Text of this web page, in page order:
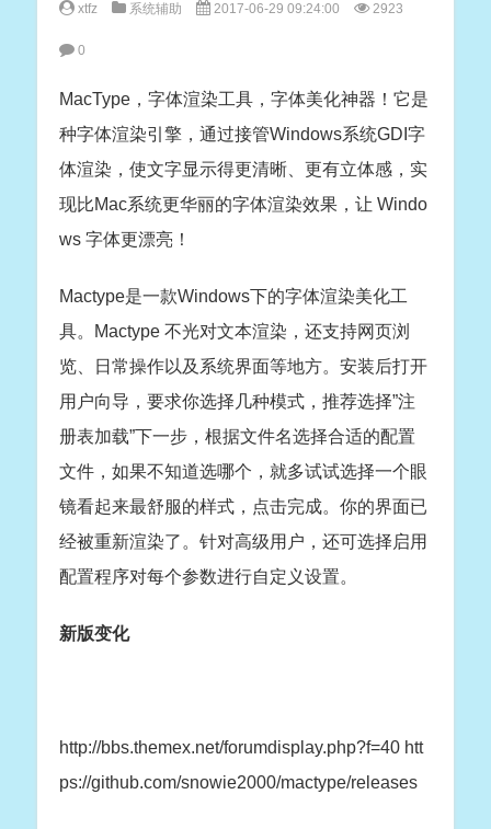
xtfz 系统辅助 2017-06-29 09:24:00 2923
0
MacType，字体渲染工具，字体美化神器！它是
种字体渲染引擎，通过接管Windows系统GDI字
体渲染，使文字显示得更清晰、更有立体感，实
现比Mac系统更华丽的字体渲染效果，让 Windo
ws 字体更漂亮！
Mactype是一款Windows下的字体渲染美化工
具。Mactype 不光对文本渲染，还支持网页浏
览、日常操作以及系统界面等地方。安装后打开
用户向导，要求你选择几种模式，推荐选择”注
册表加载”下一步，根据文件名选择合适的配置
文件，如果不知道选哪个，就多试试选择一个眼
镜看起来最舒服的样式，点击完成。你的界面已
经被重新渲染了。针对高级用户，还可选择启用
配置程序对每个参数进行自定义设置。
新版变化
http://bbs.themex.net/forumdisplay.php?f=40 htt
ps://github.com/snowie2000/mactype/releases